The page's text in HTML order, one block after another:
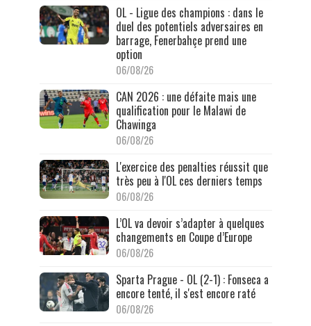
OL - Ligue des champions : dans le
duel des potentiels adversaires en
barrage, Fenerbahçe prend une
option
06/08/26
CAN 2026 : une défaite mais une
qualification pour le Malawi de
Chawinga
06/08/26
L'exercice des penalties réussit que
très peu à l'OL ces derniers temps
06/08/26
L’OL va devoir s’adapter à quelques
changements en Coupe d’Europe
06/08/26
Sparta Prague - OL (2-1) : Fonseca a
encore tenté, il s'est encore raté
06/08/26